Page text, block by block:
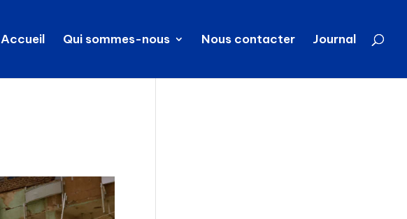
Accueil Qui sommes-nous Nous contacter Journal